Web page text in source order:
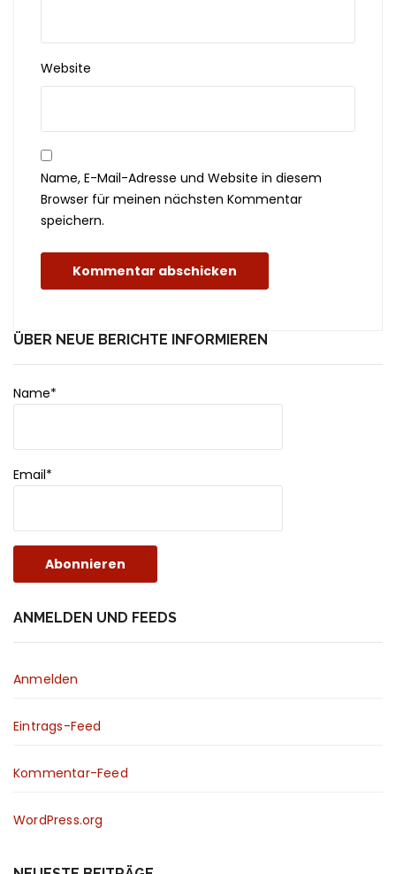
Website
Name, E-Mail-Adresse und Website in diesem
Browser für meinen nächsten Kommentar
speichern.
ÜBER NEUE BERICHTE INFORMIEREN
Name*
Email*
ANMELDEN UND FEEDS
Anmelden
Eintrags-Feed
Kommentar-Feed
WordPress.org